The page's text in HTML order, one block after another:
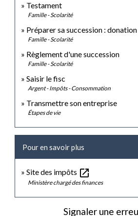
Testament
Famille - Scolarité
Préparer sa succession : donation
Famille - Scolarité
Règlement d'une succession
Famille - Scolarité
Saisir le fisc
Argent - Impôts - Consommation
Transmettre son entreprise
Étapes de vie
Pour en savoir plus
Site des impôts open_in_new
Ministère chargé des finances
Signaler une